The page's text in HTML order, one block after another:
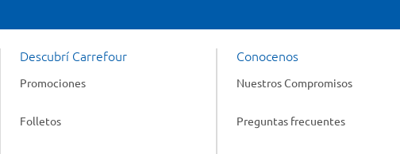
Descubrí Carrefour
Promociones
Folletos
Conocenos
Nuestros Compromisos
Preguntas frecuentes